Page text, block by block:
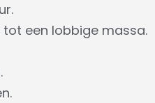
een lobbige massa.